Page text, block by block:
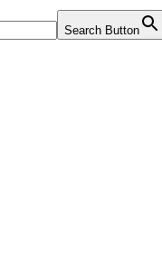
Search Button